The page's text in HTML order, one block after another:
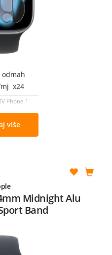
x24
Phone 1
više
Midnight Alu
Band